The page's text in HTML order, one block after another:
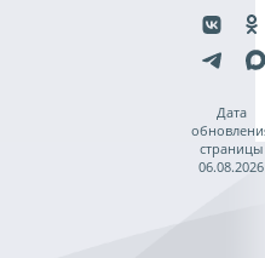
Дата
страницы
06.08.2026